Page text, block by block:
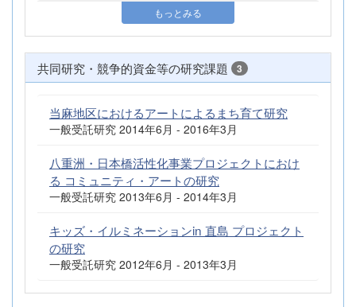
もっとみる
共同研究・競争的資金等の研究課題 3
当麻地区におけるアートによるまち育て研究
一般受託研究 2014年6月 - 2016年3月
八重洲・日本橋活性化事業プロジェクトにおけ
る コミュニティ・アートの研究
一般受託研究 2013年6月 - 2014年3月
キッズ・イルミネーションin 直島 プロジェクト
の研究
一般受託研究 2012年6月 - 2013年3月